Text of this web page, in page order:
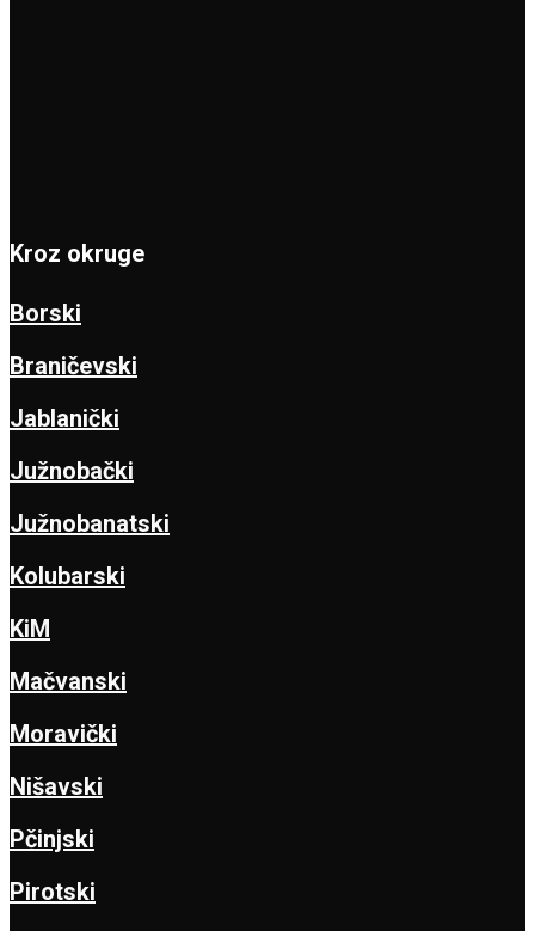
Kroz okruge
Borski
Braničevski
Jablanički
Južnobački
Južnobanatski
Kolubarski
KiM
Mačvanski
Moravički
Nišavski
Pčinjski
Pirotski